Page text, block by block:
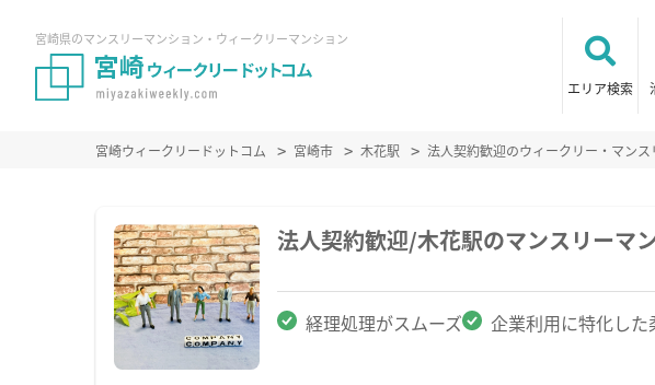
宮崎県のマンスリーマンション・ウィークリーマンション
エリア検索
宮崎ウィークリードットコム 宮崎市 木花駅 法人契約歓迎のウィークリー・マン
法人契約歓迎/木花駅のマンスリーマ
経理処理がスムーズ 企業利用に特化した